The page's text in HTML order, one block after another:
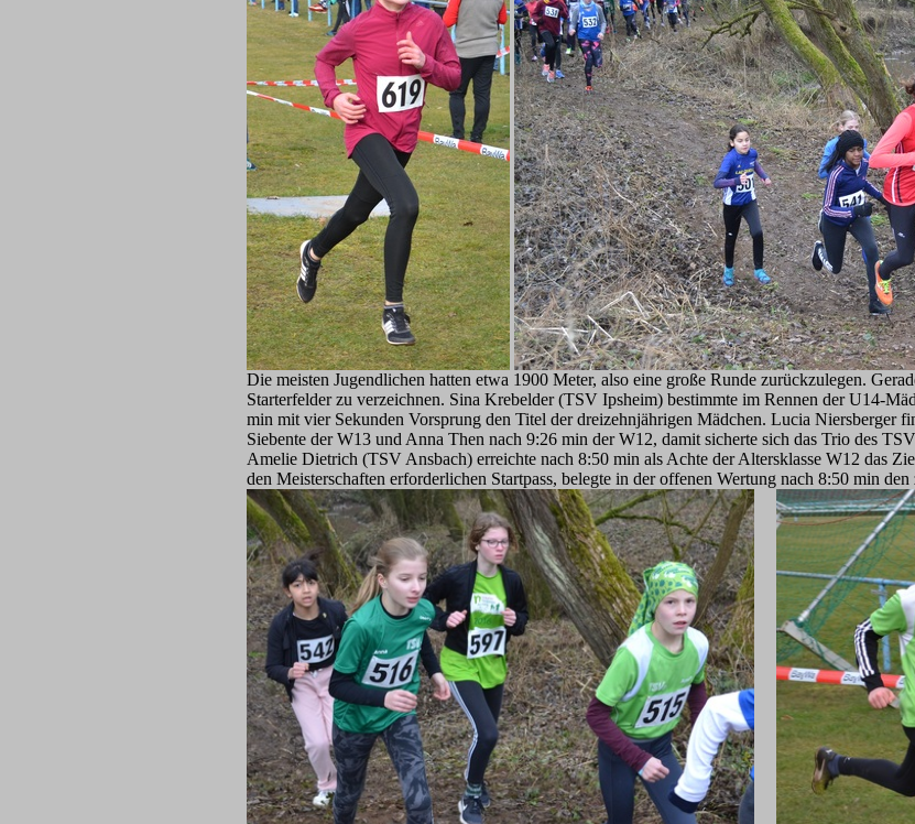
Die meisten Jugendlichen hatten etwa 1900 Meter, also eine große Runde zurückzulegen.
Starterfelder zu verzeichnen. Sina Krebelder (TSV Ipsheim) bestimmte im Rennen der U14-
min mit vier Sekunden Vorsprung den Titel der dreizehnjährigen Mädchen. Lucia Niersberger
Siebente der W13 und Anna Then nach 9:26 min der W12, damit sicherte sich das Trio des
Amelie Dietrich (TSV Ansbach) erreichte nach 8:50 min als Achte der Altersklasse W12 das
den Meisterschaften erforderlichen Startpass, belegte in der offenen Wertung nach 8:50 min